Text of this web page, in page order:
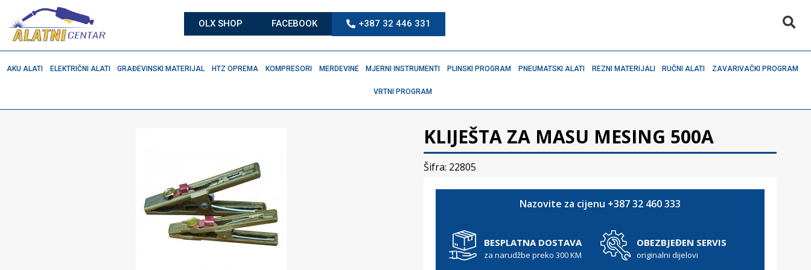
OLX SHOP FACEBOOK +387 32 446 331
AKU ALATI ELEKTRIČNI ALATI GRAĐEVINSKI MATERIJAL HTZ OPREMA KOMPRESORI MERDEVINE MJERNI INSTRUMENTI PLINSKI PROGRAM PNEUMATSKI ALATI REZNI MATERIJALI RUČNI ALATI ZAVARIVAČKI PROGRAM
VRTNI PROGRAM
KLIJEŠTA ZA MASU MESING 500A
Šifra: 22805
Nazovite za cijenu +387 32 460 333
BESPLATNA DOSTAVA
za narudžbe preko 300 KM
OBEZBJEĐEN SERVIS
originalni dijelovi